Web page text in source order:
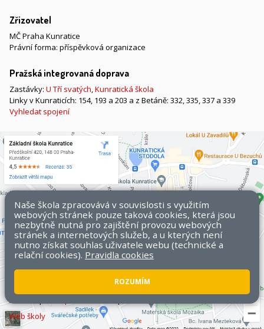
Zřizovatel
MČ Praha Kunratice
Právní forma: příspěvková organizace
Pražská integrovaná doprava
Zastávky: U Tří svatých,Kunratická škola
Linky v Kunraticích: 154, 193 a 203 a z Betáně: 332, 335, 337 a 339
Vyhledat spojení
stránek
Web školy
Naše škola zpracovává v souvislosti s využitím
webových stránek pouze taková cookies, která jsou
nezbytně nutná pro zajištění provozu webových
stránek a internetových služeb, a u kterých není
nutno získat souhlas uživatele webu (technické a
relační cookies). Pravidla cookies
ROZUMÍM